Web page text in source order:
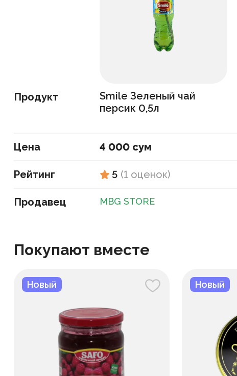
Продукт
Цена
Рейтинг
Продавец
Smile Зеленый чай
персик 0,5л
4 000 сум
5 (1 оценок)
MBG STORE
Покупают вместе
Новый Новый